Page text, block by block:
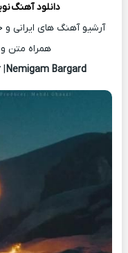
دانلود آهنگ
آرشیو آهنگ های ایرانی
همراه متن
Download Music
|Nemigam Bargard